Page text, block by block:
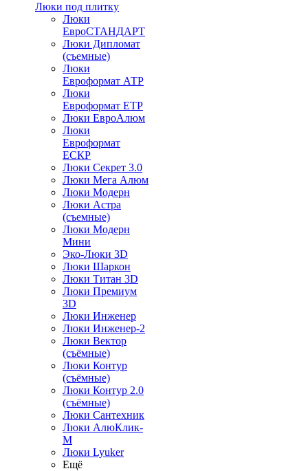
Люки под плитку
Люки
ЕвроСТАНДАРТ
Люки Дипломат
(съемные)
Люки
Евроформат АТР
Люки
Евроформат ЕТР
Люки ЕвроАлюм
Люки
Евроформат
ЕСКР
Люки Секрет 3.0
Люки Мега Алюм
Люки Модерн
Люки Астра
(съемные)
Люки Модерн
Мини
Эко-Люки 3D
Люки Шаркон
Люки Титан 3D
Люки Премиум
3D
Люки Инженер
Люки Инженер-2
Люки Вектор
(съёмные)
Люки Контур
(съёмные)
Люки Контур 2.0
(съёмные)
Люки Сантехник
Люки АлюКлик-
М
Люки Lyuker
Ещё